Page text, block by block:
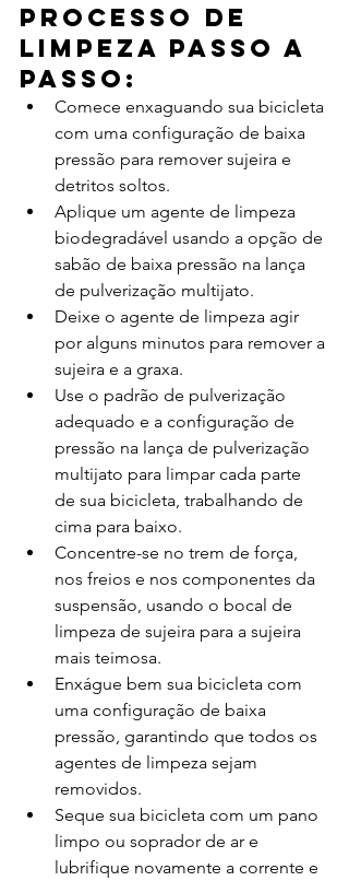
Processo de
limpeza passo a
passo:
Comece enxaguando sua bicicleta
com uma configuração de baixa
pressão para remover sujeira e
detritos soltos.
Aplique um agente de limpeza
biodegradável usando a opção de
sabão de baixa pressão na lança
de pulverização multijato.
Deixe o agente de limpeza agir
por alguns minutos para remover a
sujeira e a graxa.
Use o padrão de pulverização
adequado e a configuração de
pressão na lança de pulverização
multijato para limpar cada parte
de sua bicicleta, trabalhando de
cima para baixo.
Concentre-se no trem de força,
nos freios e nos componentes da
suspensão, usando o bocal de
limpeza de sujeira para a sujeira
mais teimosa.
Enxágue bem sua bicicleta com
uma configuração de baixa
pressão, garantindo que todos os
agentes de limpeza sejam
removidos.
Seque sua bicicleta com um pano
limpo ou soprador de ar e
lubrifique novamente a corrente e